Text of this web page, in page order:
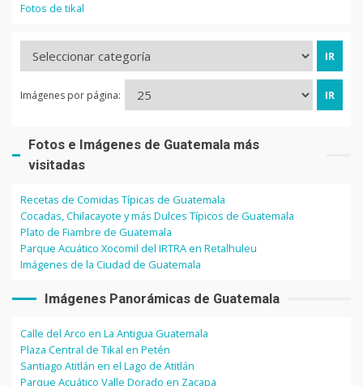
Fotos de tikal
Imágenes por página:
Fotos e Imágenes de Guatemala más
visitadas
Recetas de Comidas Típicas de Guatemala
Cocadas, Chilacayote y más Dulces Típicos de Guatemala
Plato de Fiambre de Guatemala
Parque Acuático Xocomil del IRTRA en Retalhuleu
Imágenes de la Ciudad de Guatemala
Imágenes Panorámicas de Guatemala
Calle del Arco en La Antigua Guatemala
Plaza Central de Tikal en Petén
Santiago Atitlán en el Lago de Atitlán
Parque Acuático Valle Dorado en Zacapa